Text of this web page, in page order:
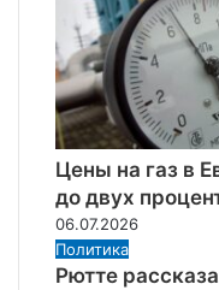
Цены на газ в
до двух
06.07.2026
Политика
Рютте